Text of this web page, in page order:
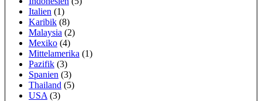
Italien (1)
Karibik (8)
Malaysia (2)
Mexiko (4)
Mittelamerika (1)
Pazifik (3)
Spanien (3)
Thailand (5)
USA (3)